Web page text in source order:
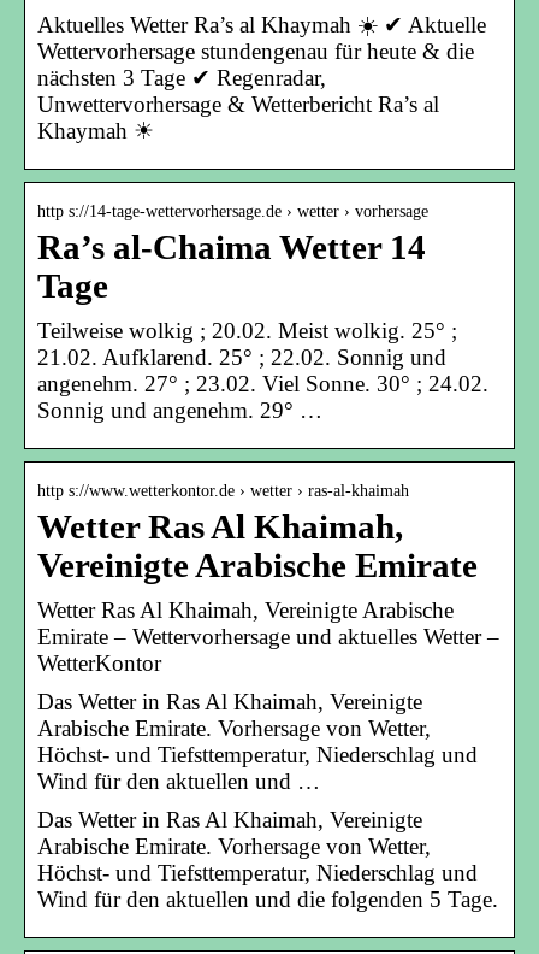
Aktuelles Wetter Ra’s al Khaymah ☀️ ✔ Aktuelle
Wettervorhersage stundengenau für heute & die
nächsten 3 Tage ✔ Regenradar,
Unwettervorhersage & Wetterbericht Ra’s al
Khaymah ☀
http s://14-tage-wettervorhersage.de › wetter › vorhersage
Ra’s al-Chaima Wetter 14
Tage
Teilweise wolkig ; 20.02. Meist wolkig. 25° ;
21.02. Aufklarend. 25° ; 22.02. Sonnig und
angenehm. 27° ; 23.02. Viel Sonne. 30° ; 24.02.
Sonnig und angenehm. 29° …
http s://www.wetterkontor.de › wetter › ras-al-khaimah
Wetter Ras Al Khaimah,
Vereinigte Arabische Emirate
Wetter Ras Al Khaimah, Vereinigte Arabische
Emirate – Wettervorhersage und aktuelles Wetter –
WetterKontor
Das Wetter in Ras Al Khaimah, Vereinigte
Arabische Emirate. Vorhersage von Wetter,
Höchst- und Tiefsttemperatur, Niederschlag und
Wind für den aktuellen und …
Das Wetter in Ras Al Khaimah, Vereinigte
Arabische Emirate. Vorhersage von Wetter,
Höchst- und Tiefsttemperatur, Niederschlag und
Wind für den aktuellen und die folgenden 5 Tage.